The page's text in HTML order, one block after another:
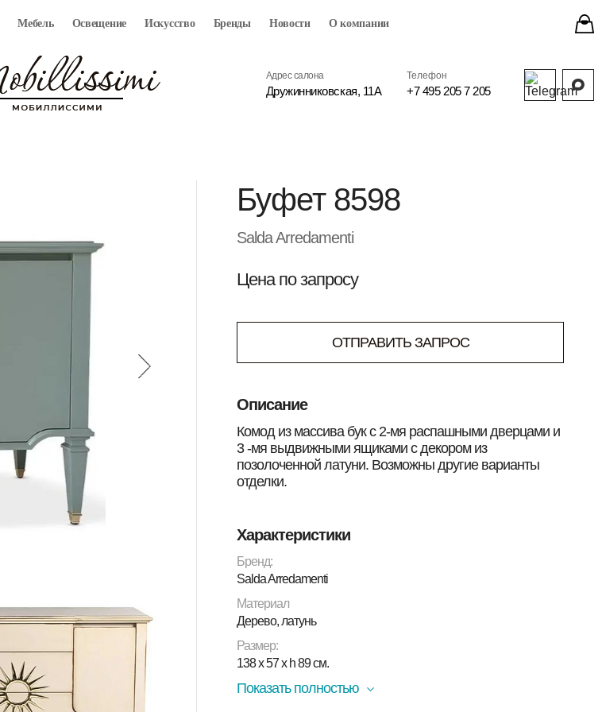
Мебель Освещение Искусство Бренды Новости О компании
Адрес салона
Дружинниковская, 11А
Телефон
+7 495 205 7 205
Буфет 8598
Salda Arredamenti
Цена по запросу
ОТПРАВИТЬ ЗАПРОС
Описание
Комод из массива бук с 2-мя распашными дверцами и
3 -мя выдвижными ящиками с декором из
позолоченной латуни. Возможны другие варианты
отделки.
Характеристики
Бренд:
Salda Arredamenti
Материал
Дерево, латунь
Размер:
138 х 57 х h 89 см.
Показать полностью